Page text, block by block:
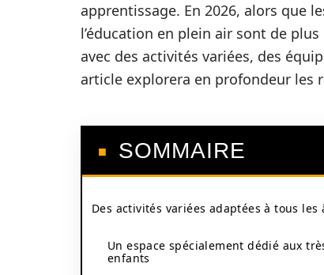
apprentissage. En 2026, alors que
l’éducation en plein air sont de
avec des activités variées, des
article explorera en profondeur les
SOMMAIRE
Des activités variées adaptées à tous les
Un espace spécialement dédié aux
enfants